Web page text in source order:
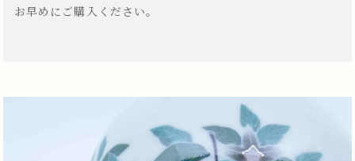
お早めにご購入ください。